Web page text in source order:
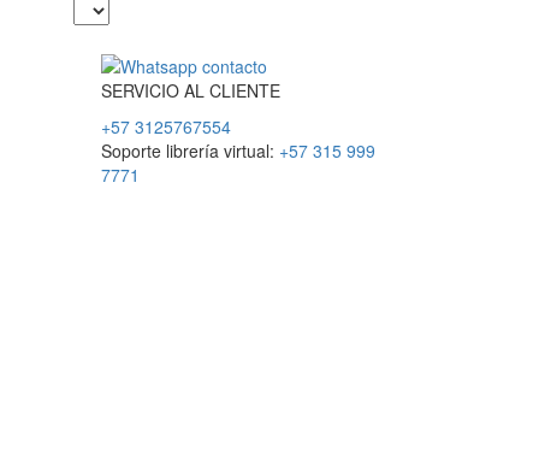
SERVICIOAL CLIENTE
+57 3125767554
Soporte librería virtual: +57 315 999
7771